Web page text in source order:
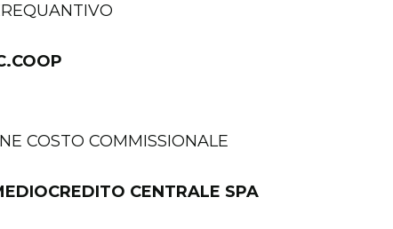
COSTO COMMISSIONALE
CENTRALE SPA